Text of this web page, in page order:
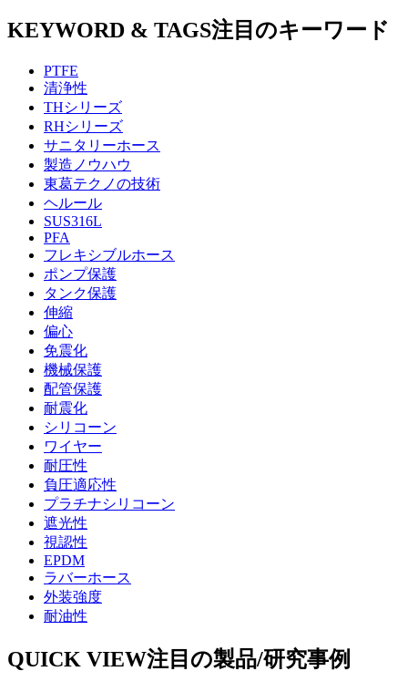
KEYWORD & TAGS注目のキーワード
PTFE
清浄性
THシリーズ
RHシリーズ
サニタリーホース
製造ノウハウ
東葛テクノの技術
ヘルール
SUS316L
PFA
フレキシブルホース
ポンプ保護
タンク保護
伸縮
偏心
免震化
機械保護
配管保護
耐震化
シリコーン
ワイヤー
耐圧性
負圧適応性
プラチナシリコーン
遮光性
視認性
EPDM
ラバーホース
外装強度
耐油性
QUICK VIEW注目の製品/研究事例